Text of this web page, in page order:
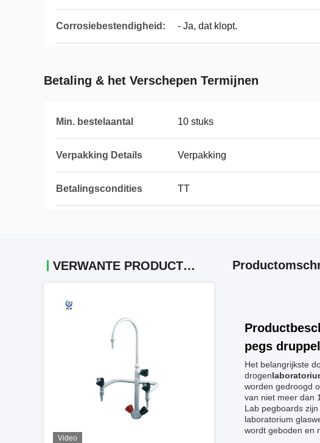
Corrosiebestendigheid: - Ja, dat klopt.
Betaling & het Verschepen Termijnen
Min. bestelaantal 10 stuks
Verpakking Details Verpakking
Betalingscondities TT
VERWANTE PRODUCTEN
Video
pegs
Het belangrijkste
drogen
worden gedroogd
van niet meer dan
Lab pegboards
laboratorium
wordt geboden en